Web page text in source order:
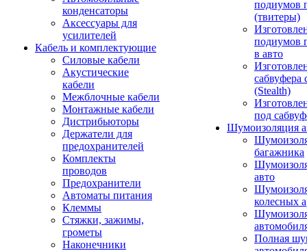
конденсаторы
Аксессуары для
усилителей
Кабель и комплектующие
Силовые кабели
Акустические
кабели
Межблочные кабели
Монтажные кабели
Дистрибьюторы
Держатели для
предохранителей
Комплекты
проводов
Предохранители
Автоматы питания
Клеммы
Стяжки, зажимы,
грометы
Наконечники
подиумов
(твитеры)
подиумов
в авто
сабвуфера
(Stealth)
под
Шумоизоляция
багажника
авто
колесных
Полная